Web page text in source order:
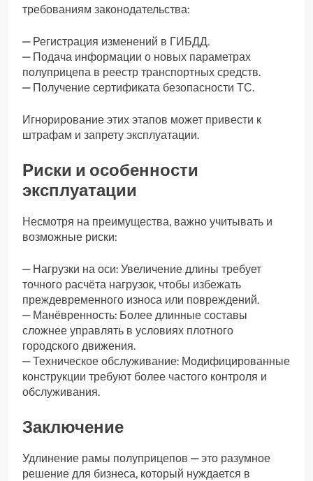
требованиям законодательства:
— Регистрация изменений в ГИБДД.
— Подача информации о новых параметрах
полуприцепа в реестр транспортных средств.
— Получение сертификата безопасности ТС.
Игнорирование этих этапов может привести к
штрафам и запрету эксплуатации.
Риски и особенности
эксплуатации
Несмотря на преимущества, важно учитывать и
возможные риски:
— Нагрузки на оси: Увеличение длины требует
точного расчёта нагрузок, чтобы избежать
преждевременного износа или повреждений.
— Манёвренность: Более длинные составы
сложнее управлять в условиях плотного
городского движения.
— Техническое обслуживание: Модифицированные
конструкции требуют более частого контроля и
обслуживания.
Заключение
Удлинение рамы полуприцепов — это разумное
решение для бизнеса, который нуждается в